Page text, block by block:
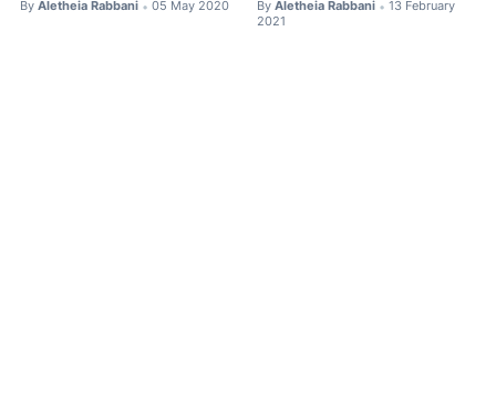
By Aletheia Rabbani • 05 May 2020 By Aletheia Rabbani • 13 February
2021